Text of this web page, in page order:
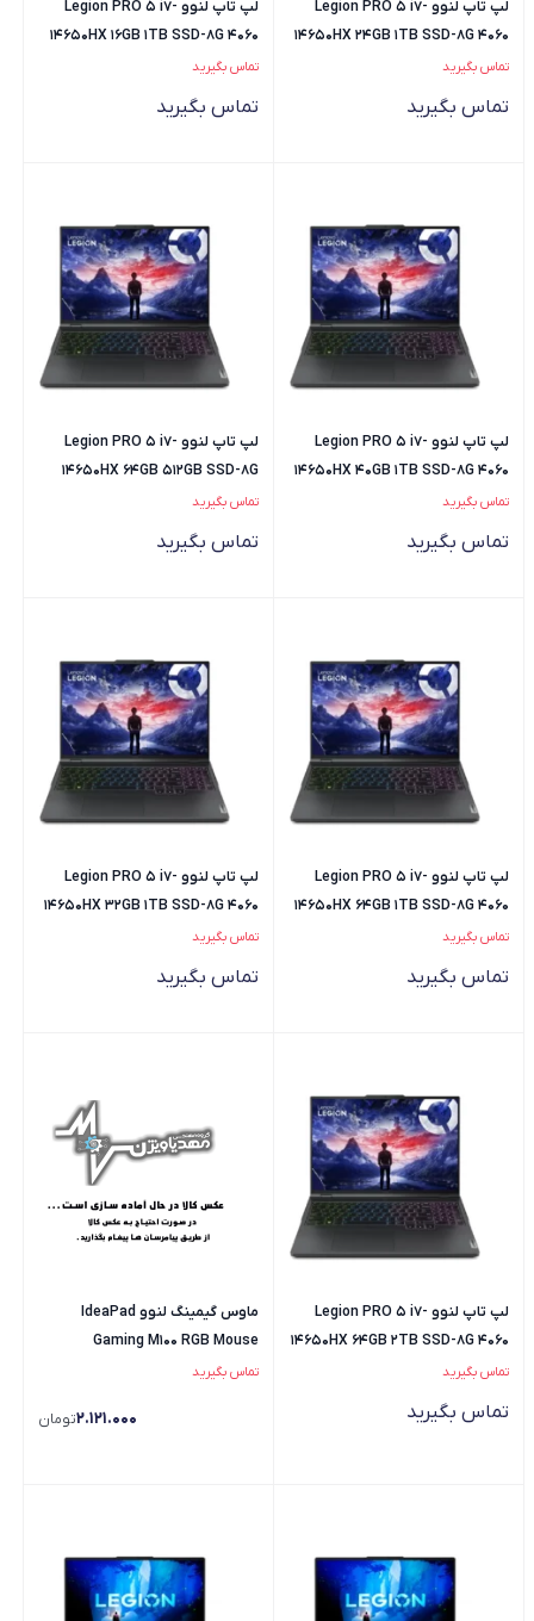
لپ تاپ لنوو Legion PRO 5 i7-
14650HX 24GB 1TB SSD-8G 4060
تماس بگیرید
تماس بگیرید
لپ تاپ لنوو Legion PRO 5 i7-
14650HX 16GB 1TB SSD-8G 4060
تماس بگیرید
تماس بگیرید
لپ تاپ لنوو Legion PRO 5 i7-
14650HX 40GB 1TB SSD-8G 4060
تماس بگیرید
تماس بگیرید
لپ تاپ لنوو Legion PRO 5 i7-
14650HX 64GB 512GB SSD-8G
4060
تماس بگیرید
تماس بگیرید
لپ تاپ لنوو Legion PRO 5 i7-
14650HX 64GB 1TB SSD-8G 4060
تماس بگیرید
تماس بگیرید
لپ تاپ لنوو Legion PRO 5 i7-
14650HX 32GB 1TB SSD-8G 4060
تماس بگیرید
تماس بگیرید
لپ تاپ لنوو Legion PRO 5 i7-
14650HX 64GB 2TB SSD-8G 4060
تماس بگیرید
تماس بگیرید
ماوس گیمینگ لنوو IdeaPad
Gaming M100 RGB Mouse
تماس بگیرید
2.121.000تومان